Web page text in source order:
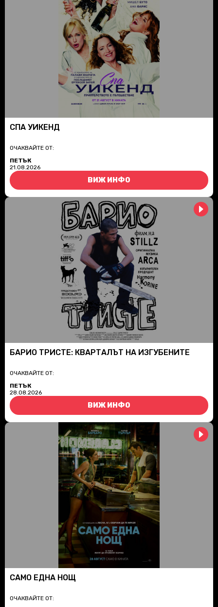
СПА УИКЕНД
ОЧАКВАЙТЕ ОТ:
ПЕТЪК
21.08.2026
ВИЖ ИНФО
БАРИО ТРИСТЕ: КВАРТАЛЪТ НА ИЗГУБЕНИТЕ
ОЧАКВАЙТЕ ОТ:
ПЕТЪК
28.08.2026
ВИЖ ИНФО
САМО ЕДНА НОЩ
ОЧАКВАЙТЕ ОТ: